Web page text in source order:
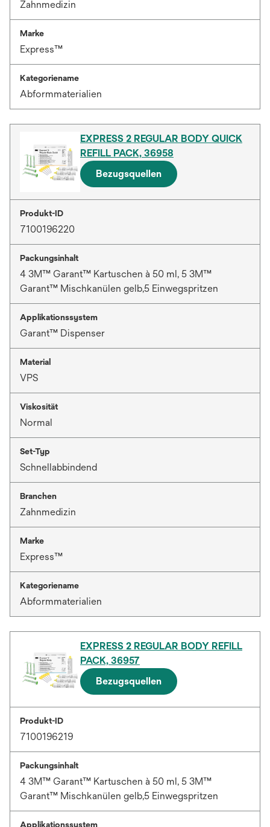
Zahnmedizin
Marke
Express™
Kategoriename
Abformmaterialien
EXPRESS 2 REGULAR BODY QUICK
REFILL PACK, 36958
Bezugsquellen
Produkt-ID
7100196220
Packungsinhalt
4 3M™ Garant™ Kartuschen à 50 ml, 5 3M™
Garant™ Mischkanülen gelb,5 Einwegspritzen
Applikationssystem
Garant™ Dispenser
Material
VPS
Viskosität
Normal
Set-Typ
Schnellabbindend
Branchen
Zahnmedizin
Marke
Express™
Kategoriename
Abformmaterialien
EXPRESS 2 REGULAR BODY REFILL
PACK, 36957
Bezugsquellen
Produkt-ID
7100196219
Packungsinhalt
4 3M™ Garant™ Kartuschen à 50 ml, 5 3M™
Garant™ Mischkanülen gelb,5 Einwegspritzen
Applikationssystem